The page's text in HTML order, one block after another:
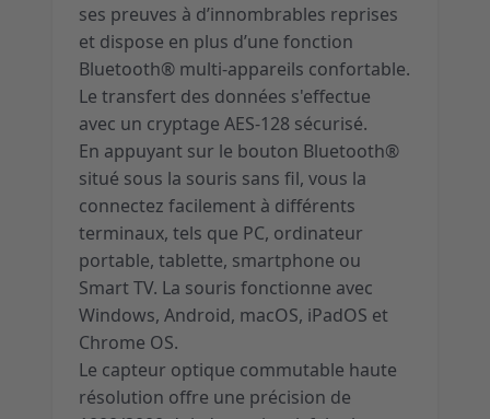
ses preuves à d’innombrables reprises
et dispose en plus d’une fonction
Bluetooth® multi-appareils confortable.
Le transfert des données s'effectue
avec un cryptage AES-128 sécurisé.
En appuyant sur le bouton Bluetooth®
situé sous la souris sans fil, vous la
connectez facilement à différents
terminaux, tels que PC, ordinateur
portable, tablette, smartphone ou
Smart TV. La souris fonctionne avec
Windows, Android, macOS, iPadOS et
Chrome OS.
Le capteur optique commutable haute
résolution offre une précision de